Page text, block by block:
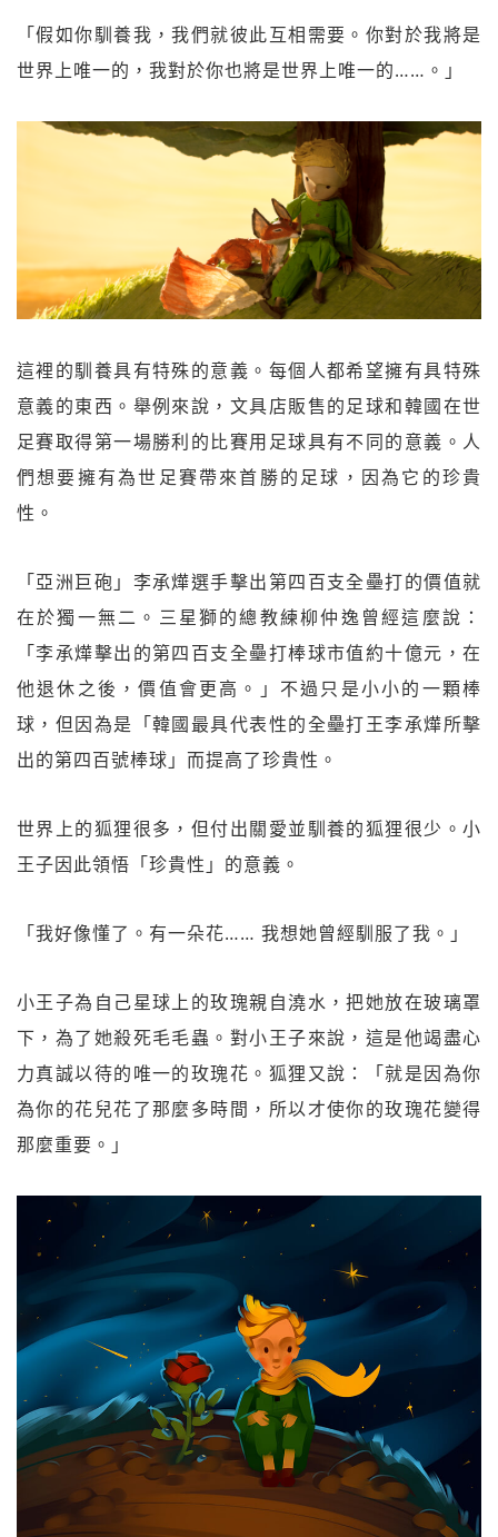
「假如你馴養我，我們就彼此互相需要。你對於我將是
世界上唯一的，我對於你也將是世界上唯一的……。」
這裡的馴養具有特殊的意義。每個人都希望擁有具特殊
意義的東西。舉例來說，文具店販售的足球和韓國在世
足賽取得第一場勝利的比賽用足球具有不同的意義。人
們想要擁有為世足賽帶來首勝的足球，因為它的珍貴
性。
「亞洲巨砲」李承燁選手擊出第四百支全壘打的價值就
在於獨一無二。三星獅的總教練柳仲逸曾經這麼說：
「李承燁擊出的第四百支全壘打棒球市值約十億元，在
他退休之後，價值會更高。」不過只是小小的一顆棒
球，但因為是「韓國最具代表性的全壘打王李承燁所擊
出的第四百號棒球」而提高了珍貴性。
世界上的狐狸很多，但付出關愛並馴養的狐狸很少。小
王子因此領悟「珍貴性」的意義。
「我好像懂了。有一朵花…… 我想她曾經馴服了我。」
小王子為自己星球上的玫瑰親自澆水，把她放在玻璃罩
下，為了她殺死毛毛蟲。對小王子來說，這是他竭盡心
力真誠以待的唯一的玫瑰花。狐狸又說：「就是因為你
為你的花兒花了那麼多時間，所以才使你的玫瑰花變得
那麼重要。」